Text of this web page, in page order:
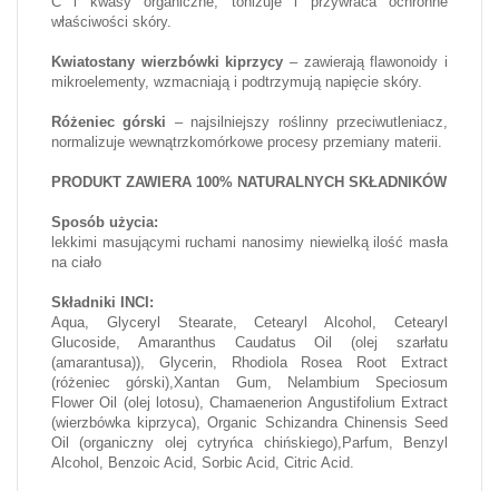
właściwości skóry.
Kwiatostany wierzbówki kiprzycy – zawierają flawonoidy i
mikroelementy, wzmacniają i podtrzymują napięcie skóry.
Różeniec górski – najsilniejszy roślinny przeciwutleniacz,
normalizuje wewnątrzkomórkowe procesy przemiany materii.
PRODUKT ZAWIERA 100% NATURALNYCH SKŁADNIKÓW
Sposób użycia:
lekkimi masującymi ruchami nanosimy niewielką ilość masła
na ciało
Składniki INCI:
Aqua, Glyceryl Stearate, Cetearyl Alcohol, Cetearyl
Glucoside, Amaranthus Caudatus Oil (olej szarłatu
(amarantusa)), Glycerin, Rhodiola Rosea Root Extract
(różeniec górski),Xantan Gum, Nelambium Speciosum
Flower Oil (olej lotosu), Chamaenerion Angustifolium Extract
(wierzbówka kiprzyca), Organic Schizandra Chinensis Seed
Oil (organiczny olej cytryńca chińskiego),Parfum, Benzyl
Alcohol, Benzoic Acid, Sorbic Acid, Citric Acid.